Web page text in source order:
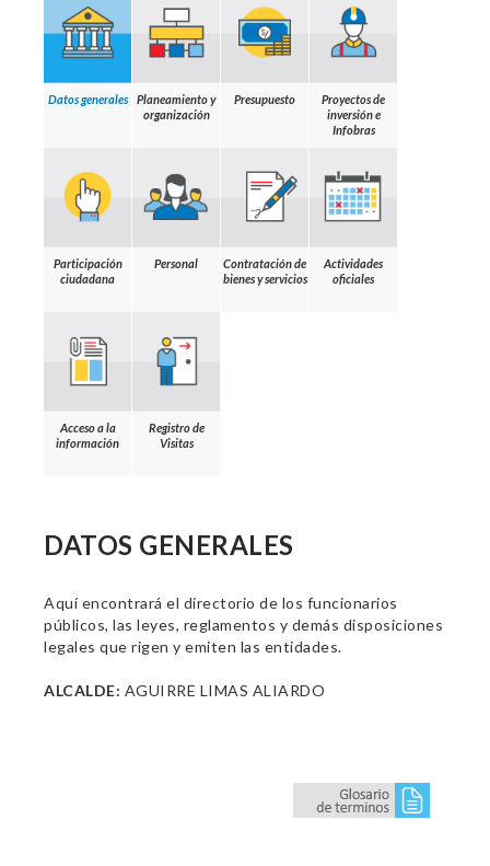
Datos generales
Planeamiento y
organización
Presupuesto
Proyectos de
inversión e
Infobras
Participación
ciudadana
Personal
Contratación de
bienes y servicios
Actividades
oficiales
Acceso a la
información
Registro de
Visitas
DATOS GENERALES
Aquí encontrará el directorio de los funcionarios
públicos, las leyes, reglamentos y demás disposiciones
legales que rigen y emiten las entidades.
ALCALDE: AGUIRRE LIMAS ALIARDO